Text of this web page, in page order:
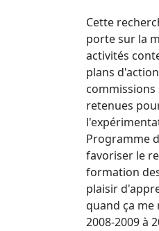
Cette
porte sur la
activités
plans
commissions
retenues
Programme
favoriser le
formation
plaisir
quand ça me
2008-2009 à